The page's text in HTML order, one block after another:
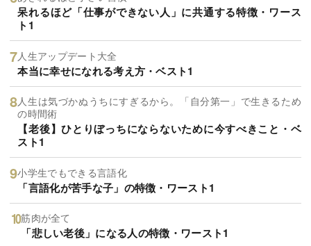
呆れるほど「仕事ができない人」に共通する特徴・ワース
ト1
人生アップデート大全
本当に幸せになれる考え方・ベスト1
人生は気づかぬうちにすぎるから。「自分第一」で生きるため
の時間術
【老後】ひとりぼっちにならないために今すべきこと・ベ
スト1
小学生でもできる言語化
「言語化が苦手な子」の特徴・ワースト1
筋肉が全て
「悲しい老後」になる人の特徴・ワースト1